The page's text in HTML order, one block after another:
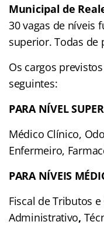
Municipal de
30 vagas de níveis
superior. Todas
Os cargos
seguintes:
PARA NÍVEL
Médico Clínico,
Enfermeiro,
PARA NÍVEIS
Fiscal de Tributos
Administrativo,